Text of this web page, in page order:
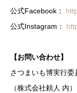
公式Facebook：
公式Instagram：
【お問い合わせ】
さつまいも博実行
（株式会社頼人 内）